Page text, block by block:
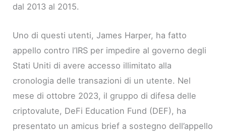
dal 2013 al 2015.
Uno di questi utenti, James Harper, ha fatto
appello contro l’IRS per impedire al governo degli
Stati Uniti di avere accesso illimitato alla
cronologia delle transazioni di un utente. Nel
mese di ottobre 2023, il gruppo di difesa delle
criptovalute, DeFi Education Fund (DEF), ha
presentato un amicus brief a sostegno dell’appello